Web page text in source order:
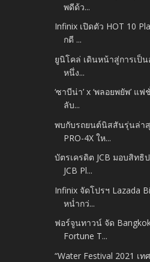
พดีด้ว...
Infinix เปิดตัว HOT 10
กดี ...
ยูนิโคล่ เดินหน้าสู่การเป็
หนึ่ง...
‘ซาบีน่า’ x ‘พลอยพยัพ’ แ
ลับ...
พบกับรถยนต์นิสสันรุ่นล่า
PRO-4X ให...
บัตรเครดิต JCB มอบสิทธิ
JCB Pl...
Infinix จัดโปรฯ Lazada
หน่ำกว่...
ฟอร์จูนทาวน์ จัด
Fortune T...
“Water Festival 2021 เท